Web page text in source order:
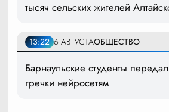
тысяч сельских жителей
13:22 6 АВГУСТАОБЩЕСТВО
Барнаульские студенты
гречки нейросетям